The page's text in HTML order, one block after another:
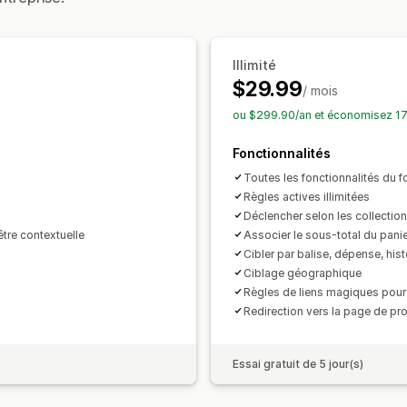
Ciblage
Géolocalisation
contextuelle
Illimité
$29.99/ mois
ou $299.90/an et économisez
Fonctionnalités
Toutes les fonctionnalités du
Règles actives illimitées
Déclencher selon les
Associer le sous-total du
Cibler par balise, dépense,
Ciblage géographique
Règles de liens magiques
Redirection vers la page de
Essai gratuit de 5 jour(s)